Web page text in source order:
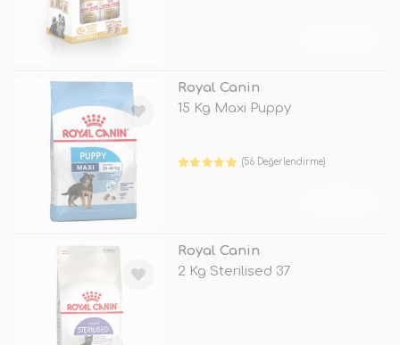
Royal Canin
15 Kg Maxi Puppy
(56 Değerlendirme)
Royal Canin
2 Kg Sterilised 37